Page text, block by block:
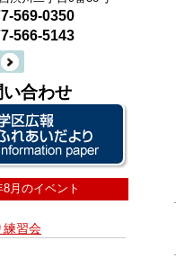
569-0350
566-5143
い合わせ
8月のイベント
練習会